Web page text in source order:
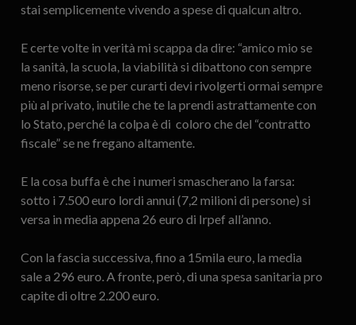
stai semplicemente vivendo a spese di qualcun altro.
E certe volte in verità mi scappa da dire: “amico mio se
la sanità, la scuola, la viabilità si dibattono con sempre
meno risorse, se per curarti devi rivolgerti ormai sempre
più al privato, inutile che te la prendi astrattamente con
lo Stato, perché la colpa è di coloro che del “contratto
fiscale” se ne fregano altamente.
E la cosa buffa è che i numeri smascherano la farsa:
sotto i 7.500 euro lordi annui (7,2 milioni di persone) si
versa in media appena 26 euro di Irpef all’anno.
Con la fascia successiva, fino a 15mila euro, la media
sale a 296 euro. A fronte, però, di una spesa sanitaria pro
capite di oltre 2.200 euro.